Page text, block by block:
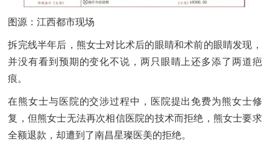
图源：江西都市现场
拆完线半年后，熊女士对比术后的眼睛和术前的眼睛发现，
并没有看到预期的变化不说，两只眼睛上还多添了两道疤
痕。
在熊女士与医院的交涉过程中，医院提出免费为熊女士修
复，但熊女士无法再次相信医院的技术而拒绝，熊女士要求
全额退款，却遭到了南昌星璨医美的拒绝。